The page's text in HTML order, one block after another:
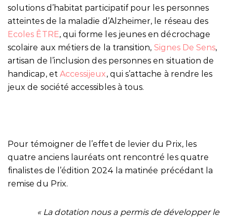
solutions d’habitat participatif pour les personnes
atteintes de la maladie d’Alzheimer, le réseau des
Ecoles ÊTRE, qui forme les jeunes en décrochage
scolaire aux métiers de la transition, Signes De Sens,
artisan de l’inclusion des personnes en situation de
handicap, et Accessijeux, qui s’attache à rendre les
jeux de société accessibles à tous.
Pour témoigner de l’effet de levier du Prix, les
quatre anciens lauréats ont rencontré les quatre
finalistes de l’édition 2024 la matinée précédant la
remise du Prix.
« La dotation nous a permis de développer le